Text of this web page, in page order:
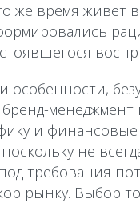
же время
особенности,
и
не
требования
рынку. Выбор